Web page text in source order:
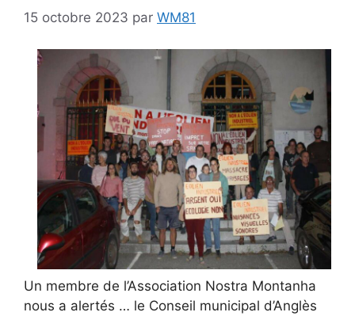
15 octobre 2023 par WM81
Un membre de l’Association Nostra Montanha
nous a alertés … le Conseil municipal d’Anglès